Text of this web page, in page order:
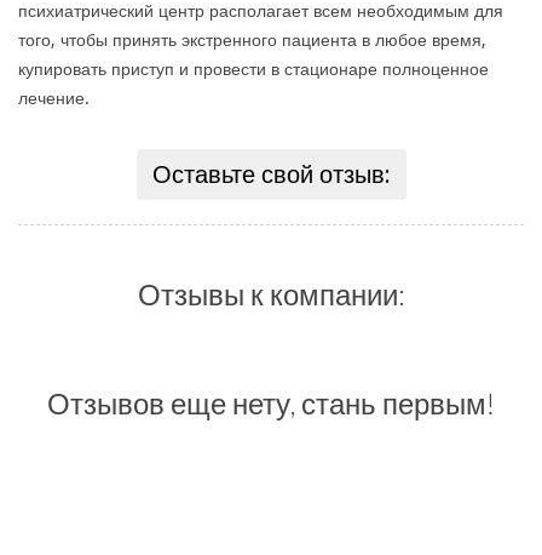
психиатрический центр располагает всем необходимым для
того, чтобы принять экстренного пациента в любое время,
купировать приступ и провести в стационаре полноценное
лечение.
Оставьте свой отзыв:
Отзывы к компании:
Отзывов еще нету, стань первым!